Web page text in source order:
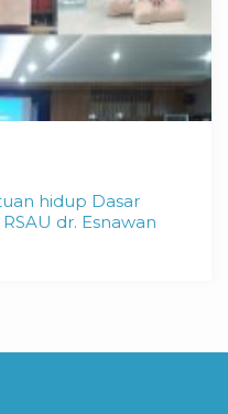
hidup Dasar
dr. Esnawan